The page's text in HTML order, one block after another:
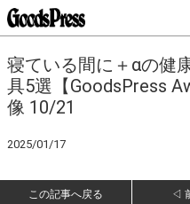
寝ている間に＋αの健
具5選【GoodsPress
像 10/21
2025/01/17
この記事へ戻る ◁